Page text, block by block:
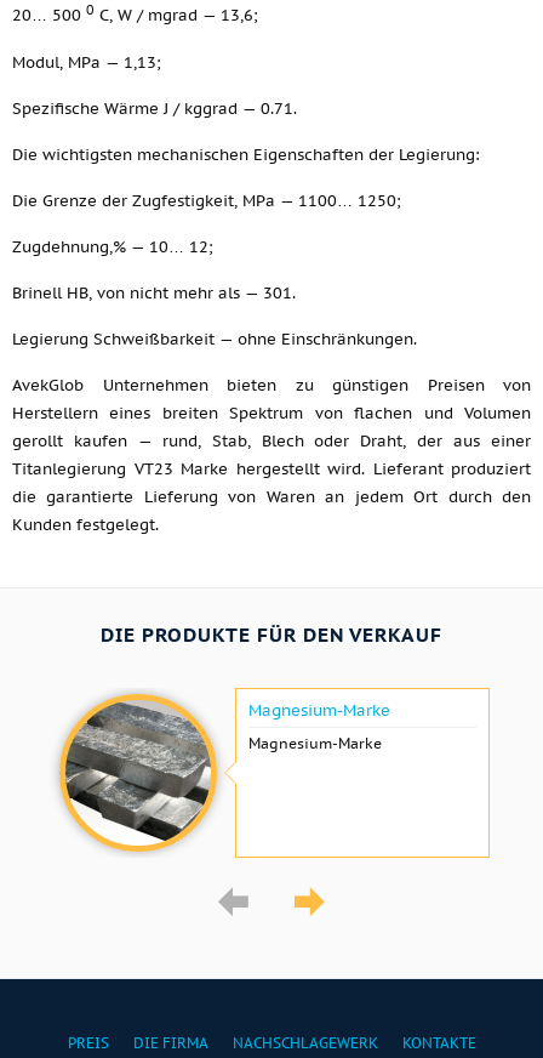
20… 500 0 C, W / mgrad — 13,6;
Modul, MPa — 1,13;
Spezifische Wärme J / kggrad — 0.71.
Die wichtigsten mechanischen Eigenschaften der Legierung:
Die Grenze der Zugfestigkeit, MPa — 1100… 1250;
Zugdehnung,% — 10… 12;
Brinell HB, von nicht mehr als — 301.
Legierung Schweißbarkeit — ohne Einschränkungen.
AvekGlob Unternehmen bieten zu günstigen Preisen von
Herstellern eines breiten Spektrum von flachen und Volumen
gerollt kaufen — rund, Stab, Blech oder Draht, der aus einer
Titanlegierung VT23 Marke hergestellt wird. Lieferant produziert
die garantierte Lieferung von Waren an jedem Ort durch den
Kunden festgelegt.
DIE PRODUKTE FÜR DEN VERKAUF
Magnesium-Marke
Magnesium-Marke
PREIS DIE FIRMA NACHSCHLAGEWERK KONTAKTE